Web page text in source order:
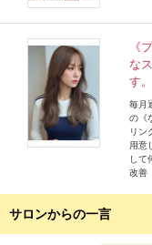
《
な
す
毎月
の《
リン
用意
して
改善
サロンからの一言